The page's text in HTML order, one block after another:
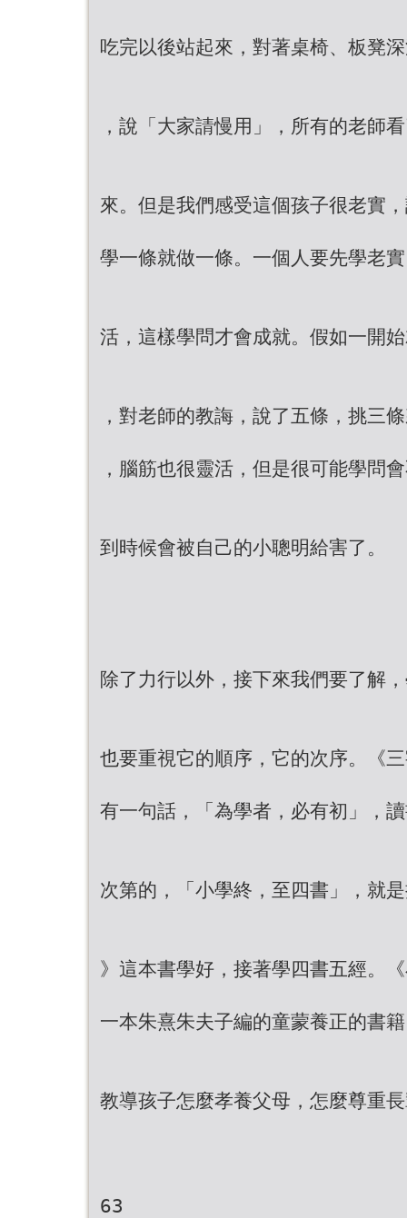
吃完以後站起來，對著桌椅、板凳
，說「大家請慢用」，所有的老師
來。但是我們感受這個孩子很老實
學一條就做一條。一個人要先學老
活，這樣學問才會成就。假如一開
，對老師的教誨，說了五條，挑三
，腦筋也很靈活，但是很可能學問
到時候會被自己的小聰明給害了。
除了力行以外，接下來我們要了解
也要重視它的順序，它的次序。《
有一句話，「為學者，必有初」，
次第的，「小學終，至四書」，就
》這本書學好，接著學四書五經。
一本朱熹朱夫子編的童蒙養正的書
教導孩子怎麼孝養父母，怎麼尊重
63